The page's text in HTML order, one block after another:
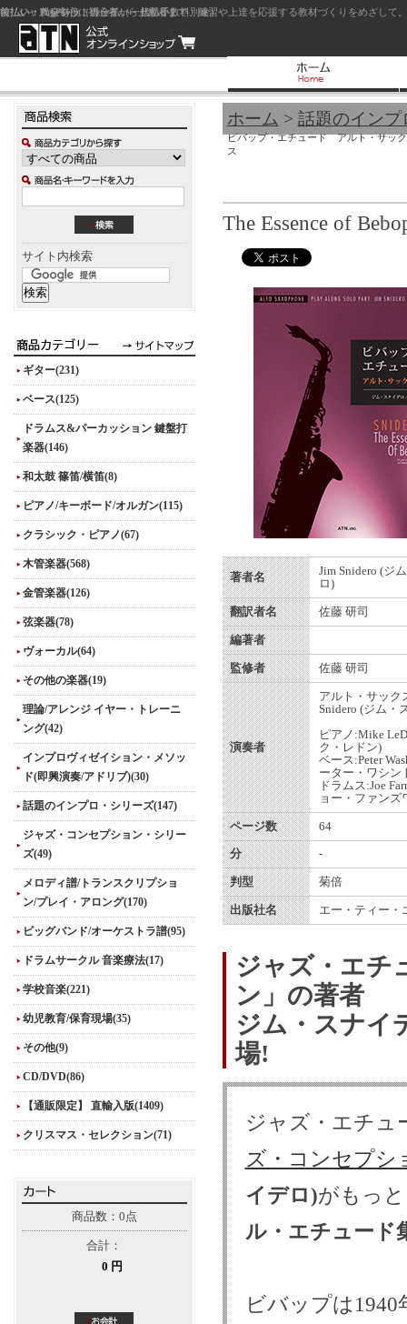
ジャズを中心に初心者から上級者まで、練習や上達を応援する教材づくりをめざし
サイト内検索
ギター(231)
ベース(125)
ドラムス&パーカッション 鍵盤打
楽器(146)
和太鼓 篠笛/横笛(8)
ピアノ/キーボード/オルガン(115)
クラシック・ピアノ(67)
木管楽器(568)
金管楽器(126)
弦楽器(78)
ヴォーカル(64)
その他の楽器(19)
理論/アレンジ イヤー・トレーニ
ング(42)
インプロヴィゼイション・メソッ
ド(即興演奏/アドリブ)(30)
話題のインプロ・シリーズ(147)
ジャズ・コンセプション・シリー
ズ(49)
メロディ譜/トランスクリプショ
ン/プレイ・アロング(170)
ビッグバンド/オーケストラ譜(95)
ドラムサークル 音楽療法(17)
学校音楽(221)
幼児教育/保育現場(35)
その他(9)
CD/DVD(86)
【通販限定】 直輸入版(1409)
クリスマス・セレクション(71)
商品数：0点
合計：
0 円
ホーム > 話題のインプ
ビバップ・エチュード アルト・サック
ス
The Essence of
著者名
Jim Snidero (ジ
ロ)
翻訳者名 佐藤 研司
編著者
監修者 佐藤 研司
演奏者
アルト・サック
Snidero (ジム・
ピアノ:Mike
ク・レドン)
ベース:Peter
ーター・ワシン
ドラムス:Joe
ョー・ファンズ
ページ数 64
分 -
判型 菊倍
出版社名 エー・ティー・
ジャズ・エチ
ン」の著者
ジム・スナイ
場!
ジャズ・エチュ
ズ・コンセプシ
イデロ)がもっ
ル・エチュード
ビバップは
前払い：クレジットカード（一括払い）
後払い：代金引換（現金払い・代引手数料別途）
前払い：PayPay